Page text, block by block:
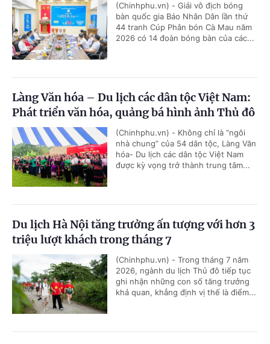
(Chinhphu.vn) - Giải vô địch bóng
bàn quốc gia Báo Nhân Dân lần thứ
44 tranh Cúp Phân bón Cà Mau năm
2026 có 14 đoàn bóng bàn của các...
Làng Văn hóa – Du lịch các dân tộc Việt Nam:
Phát triển văn hóa, quảng bá hình ảnh Thủ đô
(Chinhphu.vn) - Không chỉ là “ngôi
nhà chung” của 54 dân tộc, Làng Văn
hóa- Du lịch các dân tộc Việt Nam
được kỳ vọng trở thành trung tâm...
Du lịch Hà Nội tăng trưởng ấn tượng với hơn 3
triệu lượt khách trong tháng 7
(Chinhphu.vn) - Trong tháng 7 năm
2026, ngành du lịch Thủ đô tiếp tục
ghi nhận những con số tăng trưởng
khả quan, khẳng định vị thế là điểm...